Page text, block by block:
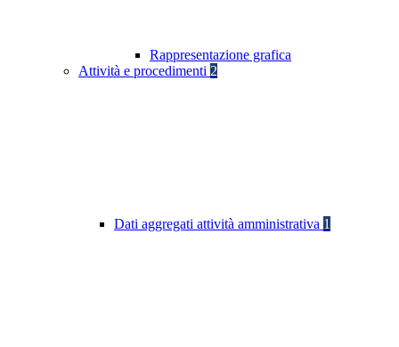
Rappresentazione grafica
Attività e procedimenti 2
Dati aggregati attività amministrativa 1